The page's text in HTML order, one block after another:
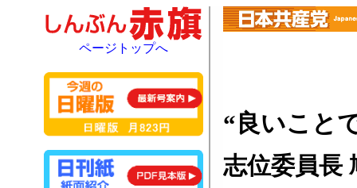
“良いこと
志位委員長
ページトップへ